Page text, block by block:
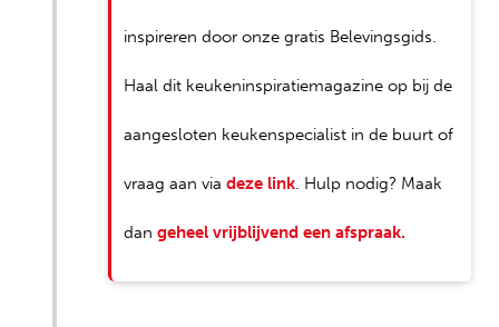
inspireren door onze gratis Belevingsgids.
Haal dit keukeninspiratiemagazine op bij de
aangesloten keukenspecialist in de buurt of
vraag aan viadeze link. Hulp nodig? Maak
dangeheel vrijblijvend een afspraak.